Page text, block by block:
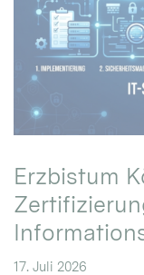
Erzbistum
17. Juli 2026